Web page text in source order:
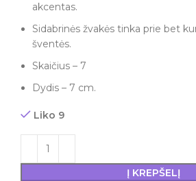
akcentas.
Sidabrinės žvakės tinka prie bet
šventės.
Skaičius – 7
Dydis – 7 cm.
Liko 9
Į KREPŠELĮ